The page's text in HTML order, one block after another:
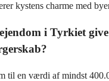
kystens charme med
i Tyrkiet
til en værdi af mindst